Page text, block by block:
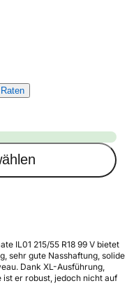
IL01 215/55 R18 99 V bietet
sehr gute Nasshaftung, solide
Dank XL-Ausführung,
ist er robust, jedoch nicht auf